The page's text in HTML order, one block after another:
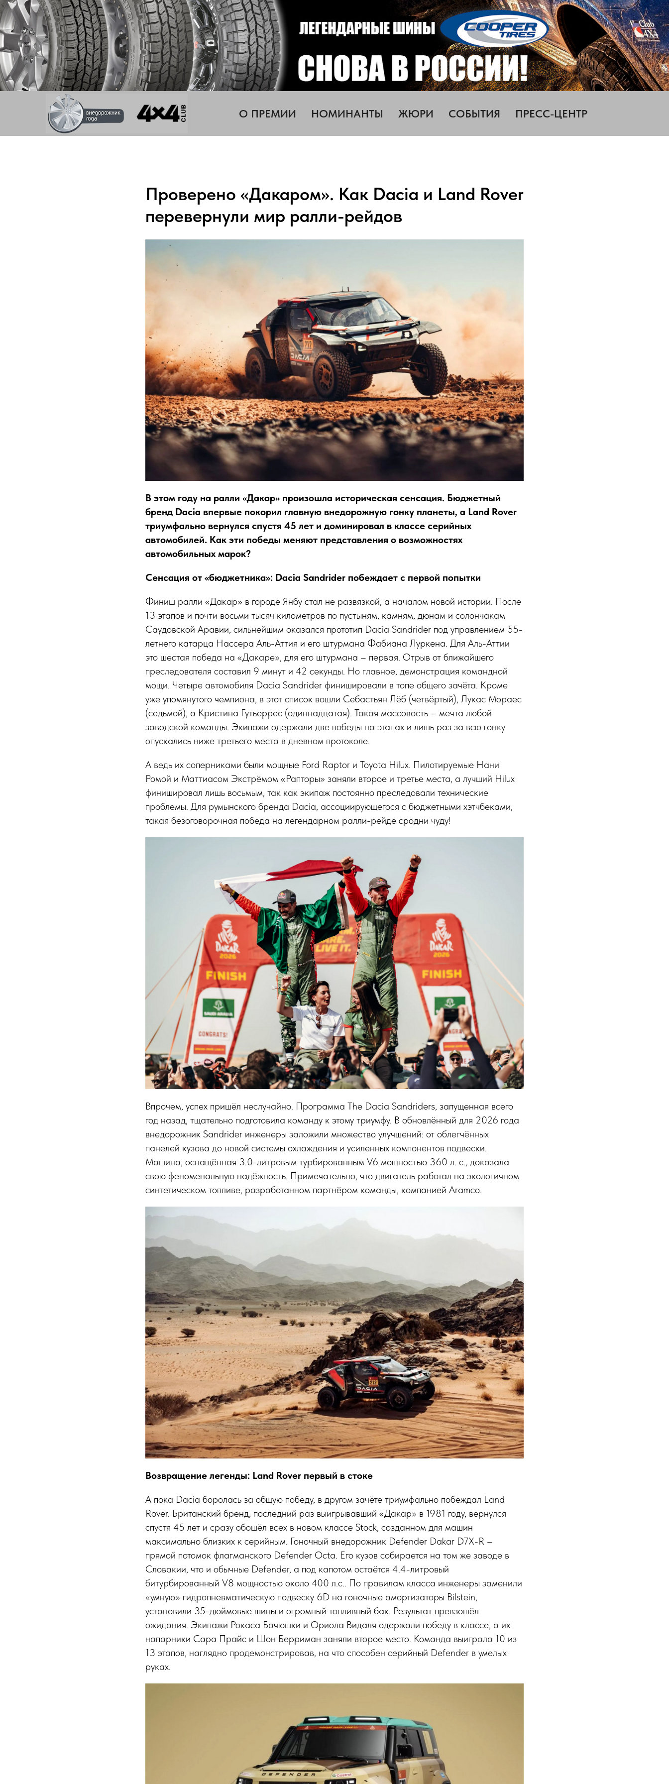
О ПРЕМИИ НОМИНАНТЫ ЖЮРИ СОБЫТИЯ ПРЕСС-ЦЕНТР
Проверено «Дакаром». Как Dacia и Land Rover
перевернули мир ралли-рейдов
В этом году на ралли «Дакар» произошла историческая сенсация. Бюджетный
бренд Dacia впервые покорил главную внедорожную гонку планеты, а Land Rover
триумфально вернулся спустя 45 лет и доминировал в классе серийных
автомобилей. Как эти победы меняют представления о возможностях
автомобильных марок?
Сенсация от «бюджетника»: Dacia Sandrider побеждает с первой попытки
Финиш ралли «Дакар» в городе Янбу стал не развязкой, а началом новой истории. После
13 этапов и почти восьми тысяч километров по пустыням, камням, дюнам и солончакам
Саудовской Аравии, сильнейшим оказался прототип Dacia Sandrider под управлением 55-
летнего катарца Нассера Аль-Аттия и его штурмана Фабиана Луркена. Для Аль-Аттии
это шестая победа на «Дакаре», для его штурмана – первая. Отрыв от ближайшего
преследователя составил 9 минут и 42 секунды. Но главное, демонстрация командной
мощи. Четыре автомобиля Dacia Sandrider финишировали в топе общего зачёта. Кроме
уже упомянутого чемпиона, в этот список вошли Себастьян Лёб (четвёртый), Лукас Мораес
(седьмой), а Кристина Гутьеррес (одиннадцатая). Такая массовость – мечта любой
заводской команды. Экипажи одержали две победы на этапах и лишь раз за всю гонку
опускались ниже третьего места в дневном протоколе.
А ведь их соперниками были мощные Ford Raptor и Toyota Hilux. Пилотируемые Нани
Ромой и Маттиасом Экстрёмом «Рапторы» заняли второе и третье места, а лучший Hilux
финишировал лишь восьмым, так как экипаж постоянно преследовали технические
проблемы. Для румынского бренда Dacia, ассоциирующегося с бюджетными хэтчбеками,
такая безоговорочная победа на легендарном ралли-рейде сродни чуду!
Впрочем, успех пришёл неслучайно. Программа The Dacia Sandriders, запущенная всего
год назад, тщательно подготовила команду к этому триумфу. В обновлённый для 2026 года
внедорожник Sandrider инженеры заложили множество улучшений: от облегчённых
панелей кузова до новой системы охлаждения и усиленных компонентов подвески.
Машина, оснащённая 3.0-литровым турбированным V6 мощностью 360 л. с., доказала
свою феноменальную надёжность. Примечательно, что двигатель работал на экологичном
синтетическом топливе, разработанном партнёром команды, компанией Aramco.
Возвращение легенды: Land Rover первый в стоке
А пока Dacia боролась за общую победу, в другом зачёте триумфально побеждал Land
Rover. Британский бренд, последний раз выигрывавший «Дакар» в 1981 году, вернулся
спустя 45 лет и сразу обошёл всех в новом классе Stock, созданном для машин
максимально близких к серийным. Гоночный внедорожник Defender Dakar D7X-R –
прямой потомок флагманского Defender Octa. Его кузов собирается на том же заводе в
Словакии, что и обычные Defender, а под капотом остаётся 4.4-литровый
битурбированный V8 мощностью около 400 л.с.. По правилам класса инженеры заменили
«умную» гидропневматическую подвеску 6D на гоночные амортизаторы Bilstein,
установили 35-дюймовые шины и огромный топливный бак. Результат превзошёл
ожидания. Экипажи Рокаса Бачюшки и Ориола Видаля одержали победу в классе, а их
напарники Сара Прайс и Шон Берриман заняли второе место. Команда выиграла 10 из
13 этапов, наглядно продемонстрировав, на что способен серийный Defender в умелых
руках.